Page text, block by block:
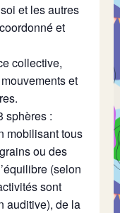
et les autres
et
collective,
et
sphères :
mobilisant tous
ou des
(selon
sont
auditive), de la